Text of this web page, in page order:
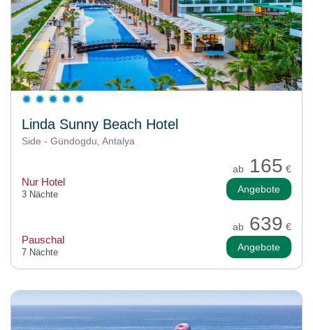
Linda Sunny Beach Hotel
Side - Gündogdu, Antalya
ab 165 €
Nur Hotel
3 Nächte Angebote
ab 639 €
Pauschal
7 Nächte Angebote